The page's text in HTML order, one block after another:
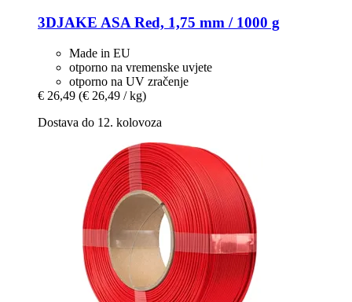
3DJAKE ASA Red, 1,75 mm / 1000 g
Made in EU
otporno na vremenske uvjete
otporno na UV zračenje
€ 26,49 (€ 26,49 / kg)
Dostava do 12. kolovoza